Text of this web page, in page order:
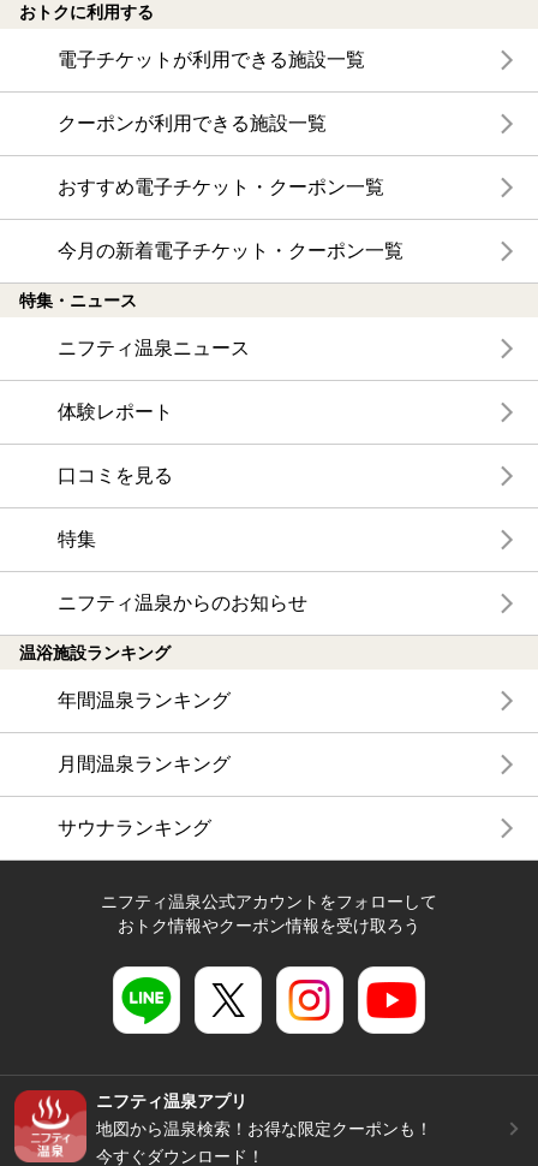
おトクに利用する
電子チケットが利用できる施設一覧
クーポンが利用できる施設一覧
おすすめ電子チケット・クーポン一覧
今月の新着電子チケット・クーポン一覧
特集・ニュース
ニフティ温泉ニュース
体験レポート
口コミを見る
特集
ニフティ温泉からのお知らせ
温浴施設ランキング
年間温泉ランキング
月間温泉ランキング
サウナランキング
ニフティ温泉公式アカウントをフォローして
おトク情報やクーポン情報を受け取ろう
ニフティ温泉アプリ
地図から温泉検索！お得な限定クーポンも！
今すぐダウンロード！